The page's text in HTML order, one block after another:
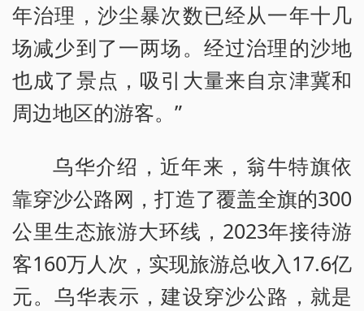
年治理，沙尘暴次数已经从一年十几
场减少到了一两场。经过治理的沙地
也成了景点，吸引大量来自京津冀和
周边地区的游客。”
乌华介绍，近年来，翁牛特旗依
靠穿沙公路网，打造了覆盖全旗的300
公里生态旅游大环线，2023年接待游
客160万人次，实现旅游总收入17.6亿
元。乌华表示，建设穿沙公路，就是